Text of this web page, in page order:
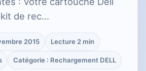
de rec…
2015 Lecture 2 min
Catégorie : Rechargement DELL